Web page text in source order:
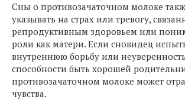
Сны о противозачаточном молоке
указывать на страх или тревогу,
репродуктивным здоровьем или
роли как матери. Если сновидец
внутреннюю борьбу или
способности быть хорошей
противозачаточном молоке может
чувства.